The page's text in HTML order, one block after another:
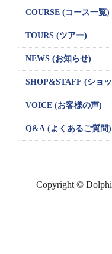
COURSE (コース一覧)
TOURS (ツアー)
NEWS (お知らせ)
SHOP&STAFF (ショ
VOICE (お客様の声)
Q&A (よくあるご質問)
Copyright ©